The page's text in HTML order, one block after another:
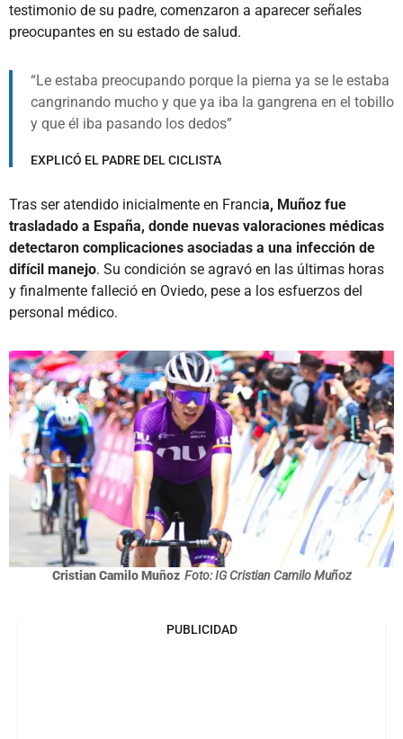
testimonio de su padre, comenzaron a aparecer señales
preocupantes en su estado de salud.
Le estaba preocupando porque la pierna ya se le estaba
cangrinando mucho y que ya iba la gangrena en el tobillo
y que él iba pasando los dedos
EXPLICÓ EL PADRE DEL CICLISTA
Tras ser atendido inicialmente en Francia, Muñoz fue
trasladado a España, donde nuevas valoraciones médicas
detectaron complicaciones asociadas a una infección de
difícil manejo. Su condición se agravó en las últimas horas
y finalmente falleció en Oviedo, pese a los esfuerzos del
personal médico.
Cristian Camilo Muñoz Foto: IG Cristian Camilo Muñoz
PUBLICIDAD